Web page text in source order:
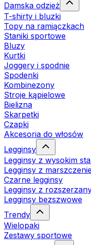
Damska odzież
T-shirty i bluzki
Topy na ramiączkach
Staniki sportowe
Bluzy
Kurtki
Joggery i spodnie
Spodenki
Kombinezony
Stroje kąpielowe
Bielizna
Skarpetki
Czapki
Akcesoria do włosów
Legginsy
Legginsy z wysokim
Legginsy z
Czarne legginsy
Legginsy z
Legginsy bezszwowe
Trendy
Wielopaki
Zestawy sportowe